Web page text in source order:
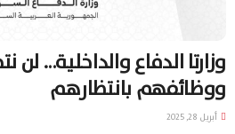
وزارتا الدفاع والداخلية…
ووظائفهم بانتظارهم
أبريل 28, 2025